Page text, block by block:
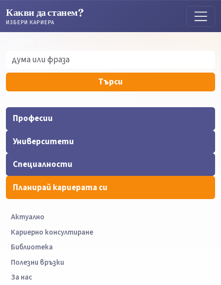
Какви да станем?
ИЗБЕРИ КАРИЕРА
Търси
Професии
Университети
Специалности
Планирай кариерата си
Актуално
Кариерно консултиране
Библиотека
Полезни връзки
За нас